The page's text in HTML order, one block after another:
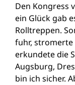
Den Kongress
ein Glück gab
Rolltreppen.
fuhr, stromerte
erkundete die
Augsburg,
bin ich sicher.